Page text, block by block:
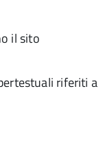
il sito
riferiti a